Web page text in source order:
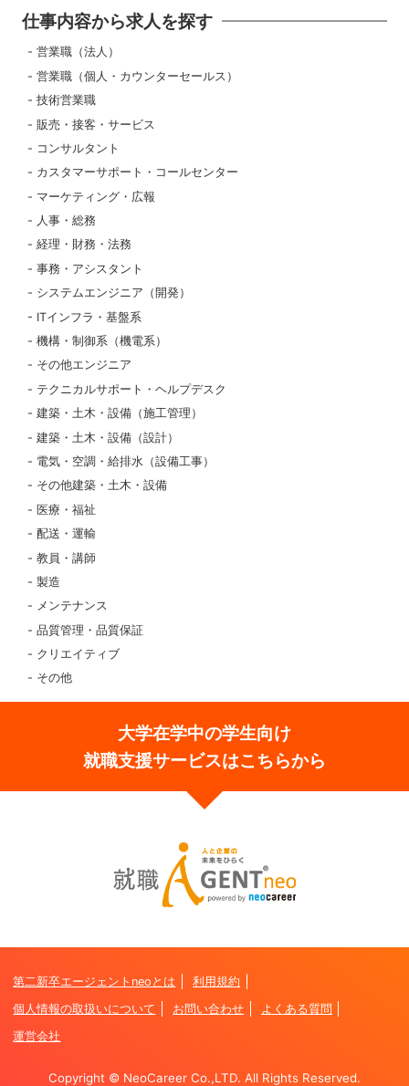
仕事内容から求人を探す
営業職（法人）
営業職（個人・カウンターセールス）
技術営業職
販売・接客・サービス
コンサルタント
カスタマーサポート・コールセンター
マーケティング・広報
人事・総務
経理・財務・法務
事務・アシスタント
システムエンジニア（開発）
ITインフラ・基盤系
機構・制御系（機電系）
その他エンジニア
テクニカルサポート・ヘルプデスク
建築・土木・設備（施工管理）
建築・土木・設備（設計）
電気・空調・給排水（設備工事）
その他建築・土木・設備
医療・福祉
配送・運輸
教員・講師
製造
メンテナンス
品質管理・品質保証
クリエイティブ
その他
大学在学中の学生向け
就職支援サービスはこちらから
第二新卒エージェントneoとは
利用規約
個人情報の取扱いについて
お問い合わせ
よくある質問
運営会社
Copyright © NeoCareer Co.,LTD. All Rights Reserved.